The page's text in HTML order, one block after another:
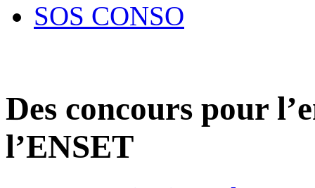
SOS CONSO
Des concours pour
l’ENSET